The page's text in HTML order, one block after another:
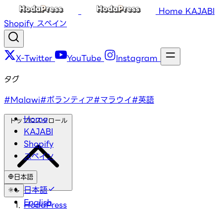
Home KAJABI
Shopify スペイン
X-Twitter YouTube Instagram
Home
KAJABI
Shopify
スペイン
日本語
日本語
English
タグ
#Malawi#ボランティア#マラウイ#英語
トップにスクロール
HodaPress